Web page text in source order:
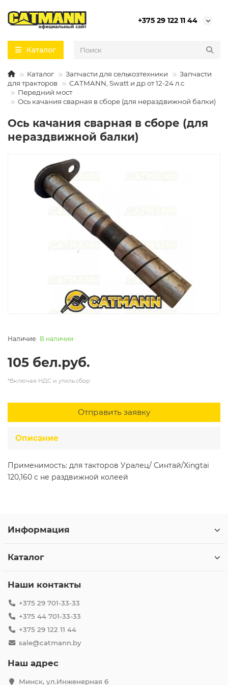
+375 29 122 11 44
Каталог
Каталог Запчасти для сельхозтехники
Запчасти
для тракторов
CATMANN, Swatt и др от 12-24 л.с
Передний мост
Ось качания сварная в сборе (для нераздвижной балки)
Ось качания сварная в сборе (для
нераздвижной балки)
В наличии
105 бел.руб.
*Включая НДС и утиль.сбор
Отправить заявку
Описание
Применимость: для такторов Уралец/ Синтай/Xingtai
120,160 c не раздвижной колеей
Информация
Каталог
Наши контакты
+375 29 701-33-33
+375 44 701-33-33
+375 29 122 11 44
sale@catmann.by
Наш адрес
Минск, ул.Инженерная 6